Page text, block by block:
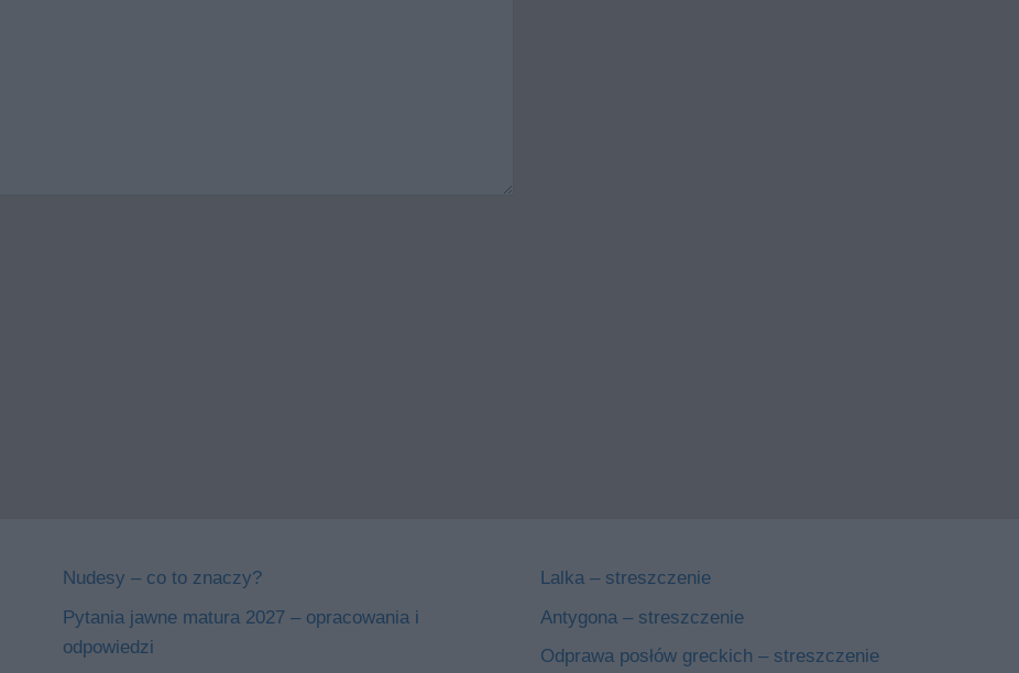
Nudesy – co to znaczy?
Pytania jawne matura 2027 – opracowania i
odpowiedzi
Lalka – streszczenie
Antygona – streszczenie
Odprawa posłów greckich – streszczenie